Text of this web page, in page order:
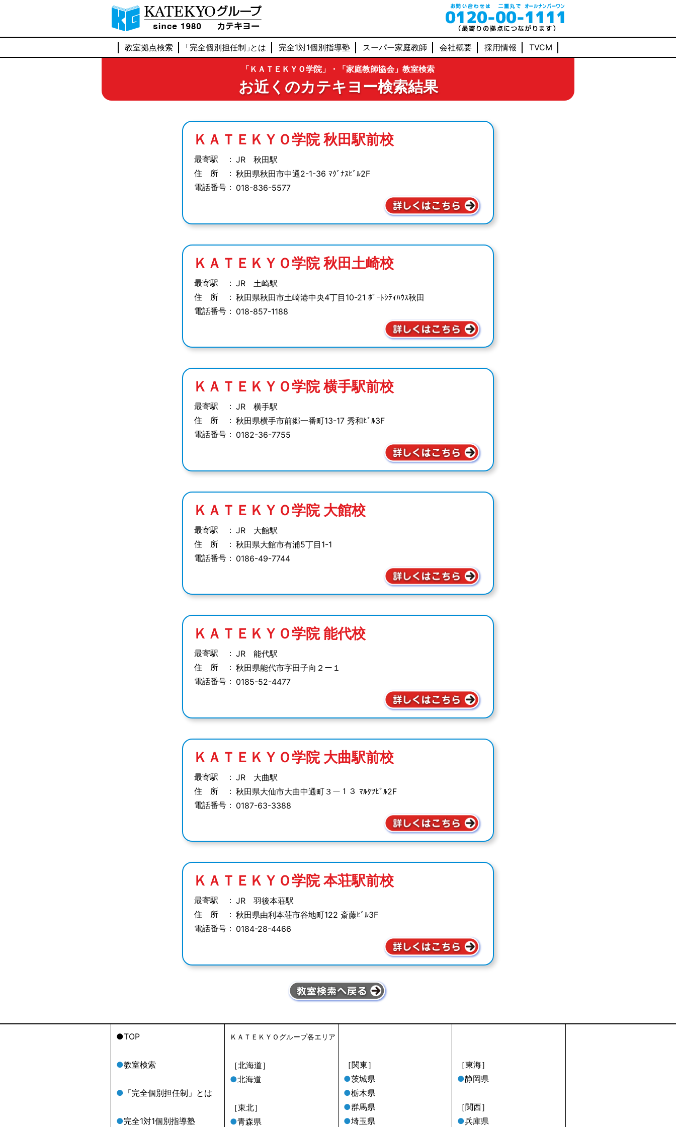
教室拠点検索 「完全個別担任制 」とは 完全1対1個別指導塾 スーパー家庭教師 会社概要 採用情報 TVCM
「ＫＡＴＥＫＹＯ学院」・「家庭教師協会」教室検索
お近くのカテキヨー検索結果
ＫＡＴＥＫＹＯ学院秋田駅前校
最寄駅 ： JR 秋田駅
住 所 ： 秋田県秋田市中通2-1-36 ﾏｸﾞﾅｽﾋﾞﾙ2F
電話番号： 018-836-5577
ＫＡＴＥＫＹＯ学院秋田土崎校
最寄駅 ： JR 土崎駅
住 所 ： 秋田県秋田市土崎港中央4丁目10-21 ﾎﾟｰﾄｼﾃｨﾊｳｽ秋田
電話番号： 018-857-1188
ＫＡＴＥＫＹＯ学院横手駅前校
最寄駅 ： JR 横手駅
住 所 ： 秋田県横手市前郷一番町13-17 秀和ﾋﾞﾙ3F
電話番号： 0182-36-7755
ＫＡＴＥＫＹＯ学院 大館校
最寄駅 ： JR 大館駅
住 所 ： 秋田県大館市有浦5丁目1-1
電話番号： 0186-49-7744
ＫＡＴＥＫＹＯ学院能代校
最寄駅 ： JR 能代駅
住 所 ： 秋田県能代市字田子向 ２ー１
電話番号： 0185-52-4477
ＫＡＴＥＫＹＯ学院 大曲駅前校
最寄駅 ： JR 大曲駅
住 所 ： 秋田県大仙市大曲中通町 ３ー１３ ﾏﾙﾀﾂﾋﾞﾙ2F
電話番号： 0187-63-3388
ＫＡＴＥＫＹＯ学院本荘駅前校
最寄駅 ： JR 羽後本荘駅
住 所 ： 秋田県由利本荘市谷地町122 斎藤ﾋﾞﾙ3F
電話番号： 0184-28-4466
●TOP
●教室検索
● 「完全個別担任制」とは
●完全1対1個別指導塾
ＫＡＴＥＫＹＯグループ各エリア
［北海道］
●北海道
［東北］
●青森県
［関東］
●茨城県
●栃木県
●群馬県
●埼玉県
［東海］
●静岡県
［関西］
●兵庫県